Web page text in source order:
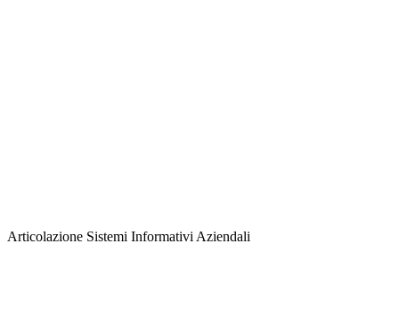
Articolazione Sistemi Informativi Aziendali